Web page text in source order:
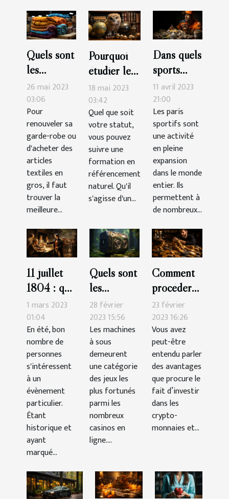
Quels sont
les
avantages
de faire ses
achats
d’articles
textiles
chez un
grossiste ?
26 mai 2023
03:06
Pour
renouveler sa
garde-robe ou
d'acheter des
articles
textiles en
gros, il faut
trouver la
meilleure...
Pourquoi
étudier le
SEO ?
18 mai 2023
03:42
Quel que soit
votre statut,
vous pouvez
suivre une
formation en
référencement
naturel. Qu'il
s'agisse d'un...
Dans quels
sports
faut-il
parier pour
gagner
plus
d'argent?
11 avril 2023
21:00
Les paris
sportifs sont
une activité
en pleine
expansion
dans le monde
entier. Ils
permettent à
de nombreux...
11 juillet
1804 : que
retenir du
duel au
pistolet
mémorable
à New
York ?
1 mars 2023
01:04
En été, bon
nombre de
personnes
s'intéressent
à un
évènement
particulier.
Étant
historique et
ayant
marqué...
Quels sont
les
meilleures
machines à
sous-
catégorie
aventure ?
28 février
2023 15:56
Les machines
à sous
demeurent
une catégorie
des jeux les
plus fortunés
parmi les
nombreux
casinos en
ligne....
Comment
procéder
pour
acheter
des
crypto-
monnaies
en tant que
débutant ?
23 février
2023 16:26
Vous avez
peut-être
entendu parler
des avantages
que procure le
fait d’investir
dans les
crypto-
monnaies et...